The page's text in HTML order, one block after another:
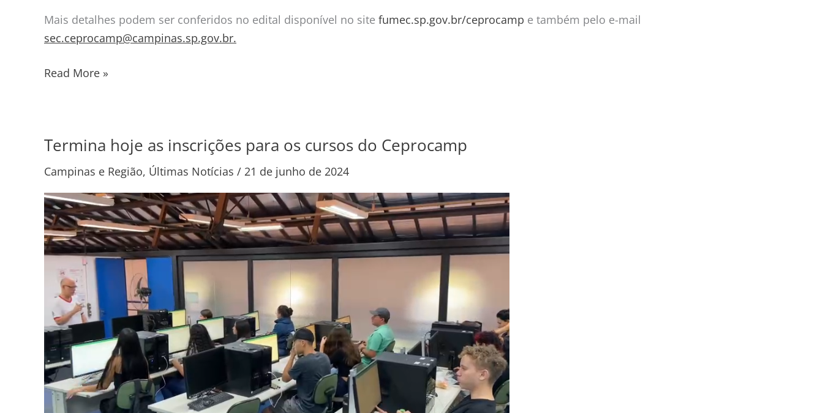
Mais detalhes podem ser conferidos no edital disponível no site fumec.sp.gov.br/ceprocamp e também pelo e-mail
sec.ceprocamp@campinas.sp.gov.br.
Read More »
Termina hoje as inscrições para os cursos do Ceprocamp
Campinas e Região, Últimas Notícias / 21 de junho de 2024
Termina
as
inscrições
para
os
cursos
Ceprocamp